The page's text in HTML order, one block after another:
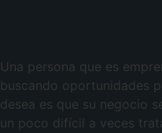
Una persona que es
buscando oportunidades
desea es que su negocio
un poco difícil a veces